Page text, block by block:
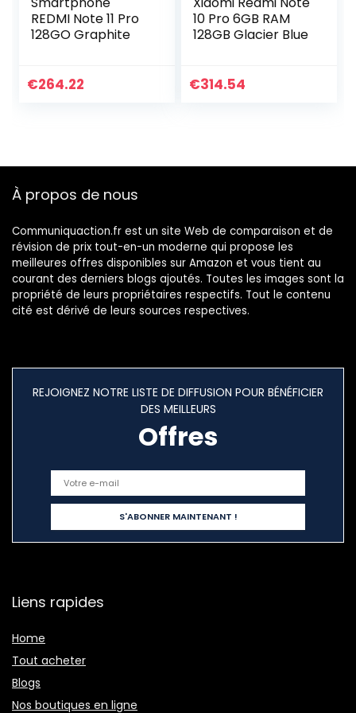
REDMI Note 11 Pro
128GO Graphite
€264.22
10 Pro 6GB RAM
128GB Glacier Blue
€314.54
À propos de nous
Communiquaction.fr est un site Web de comparaison et de
révision de prix tout-en-un moderne qui propose les
meilleures offres disponibles sur Amazon et vous tient au
courant des derniers blogs ajoutés. Toutes les images sont la
propriété de leurs propriétaires respectifs. Tout le contenu
cité est dérivé de leurs sources respectives.
REJOIGNEZ NOTRE LISTE DE DIFFUSION POUR BÉNÉFICIER
DES MEILLEURS
Offres
Liens rapides
Home
Tout acheter
Blogs
Nos boutiques en ligne